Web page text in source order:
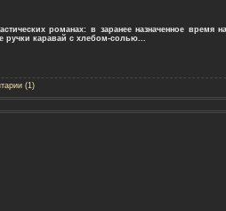
романах: в заранее назначенное время
каравай с хлебом-солью...
(1)